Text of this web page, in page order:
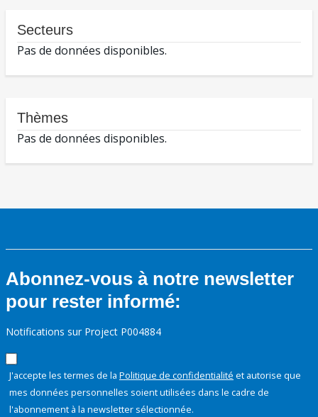
Secteurs
Pas de données disponibles.
Thèmes
Pas de données disponibles.
Abonnez-vous à notre newsletter
pour rester informé:
Notifications sur Project P004884
J'accepte les termes de la Politique de confidentialité et autorise que
mes données personnelles soient utilisées dans le cadre de
l'abonnement à la newsletter sélectionnée.